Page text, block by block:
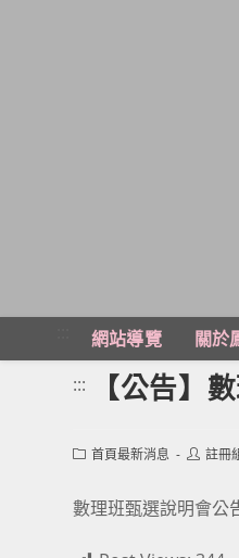
主
網站導覽 關於
::: 【公告】
Post首頁最新消息
Post註冊
數理班甄選說明會公